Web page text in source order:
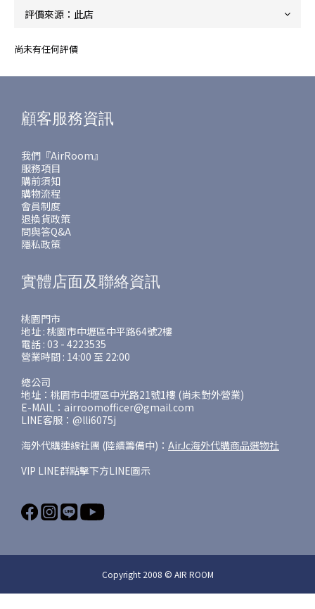
尚未有任何評價
顧客服務資訊
我們『AirRoom』
服務項目
購前須知
購物流程
會員制度
退換貨政策
問與答Q&A
隱私政策
實體店面及聯絡資訊
桃園門市
地址 : 桃園市中壢區中平路64號2樓
電話 : 03 - 4223535
營業時間 : 14:00 至 22:00
總公司
地址：桃園市中壢區中光路21號1樓 (尚未對外營業)
E-MAIL：airroomofficer@gmail.com
LINE客服：@lli6075j
海外代購連線社團 (陸續籌備中)： AirJc海外代購商品選物社
VIP LINE群點擊下方LINE圖示
Copyright 2008 © AIR ROOM